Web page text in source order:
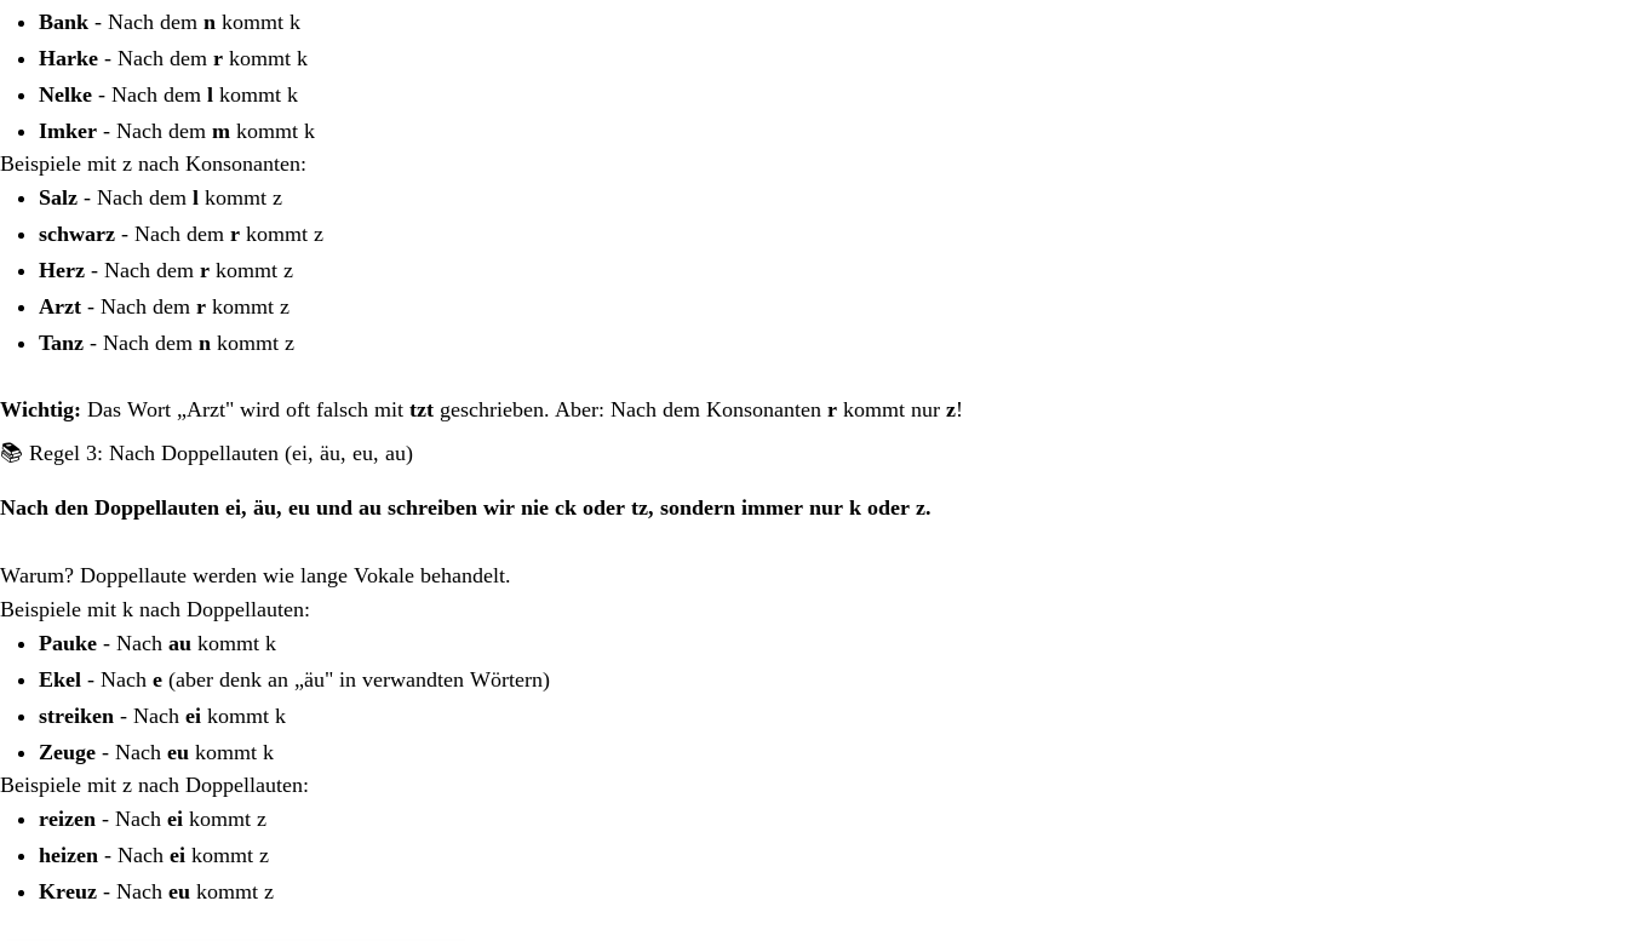
Bank - Nach dem n kommt k
Harke - Nach dem r kommt k
Nelke - Nach dem l kommt k
Imker - Nach dem m kommt k
Beispiele mit z nach Konsonanten:
Salz - Nach dem l kommt z
schwarz - Nach dem r kommt z
Herz - Nach dem r kommt z
Arzt - Nach dem r kommt z
Tanz - Nach dem n kommt z
Wichtig: Das Wort „Arzt" wird oft falsch mit tzt geschrieben. Aber: Nach dem Konsonanten r kommt nur z!
📚 Regel 3: Nach Doppellauten (ei, äu, eu, au)
Nach den Doppellauten ei, äu, eu und au schreiben wir nie ck oder tz, sondern immer nur k oder z.
Warum? Doppellaute werden wie lange Vokale behandelt.
Beispiele mit k nach Doppellauten:
Pauke - Nach au kommt k
Ekel - Nach e (aber denk an „äu" in verwandten Wörtern)
streiken - Nach ei kommt k
Zeuge - Nach eu kommt k
Beispiele mit z nach Doppellauten:
reizen - Nach ei kommt z
heizen - Nach ei kommt z
Kreuz - Nach eu kommt z